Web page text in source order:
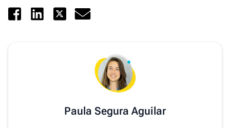
Paula Segura Aguilar